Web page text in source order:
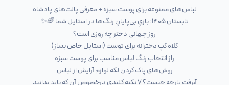
لباس‌های ممنوعه برای پوست سبزه + معرفی پالت‌های پادشاه
تابستان ۱۴۰۵: بازیِ بی‌پایانِ رنگ‌ها در استایل شما 🌈✨
روز جهانی دختر چه روزی است؟
کلاه کپ دخترانه برای توست (استایل خاص بساز)
راز انتخاب رنگ لباس مناسب برای پوست سبزه
روش‌های پاک کردن لکه لوازم آرایش از لباس